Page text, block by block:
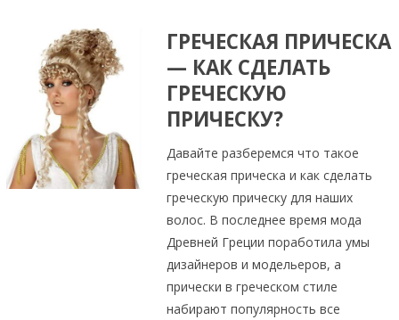
ГРЕЧЕСКАЯ ПРИЧЕСКА
— КАК СДЕЛАТЬ
ГРЕЧЕСКУЮ
ПРИЧЕСКУ?
Давайте разберемся что такое
греческая прическа и как сделать
греческую прическу для наших
волос. В последнее время мода
Древней Греции поработила умы
дизайнеров и модельеров, а
прически в греческом стиле
набирают популярность все